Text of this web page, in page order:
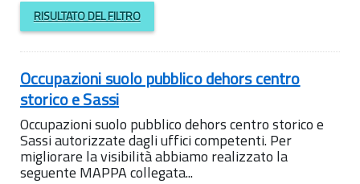
RISULTATO DEL FILTRO
Occupazioni suolo pubblico dehors centro
storico e Sassi
Occupazioni suolo pubblico dehors centro storico e
Sassi autorizzate dagli uffici competenti. Per
migliorare la visibilità abbiamo realizzato la
seguente MAPPA collegata...